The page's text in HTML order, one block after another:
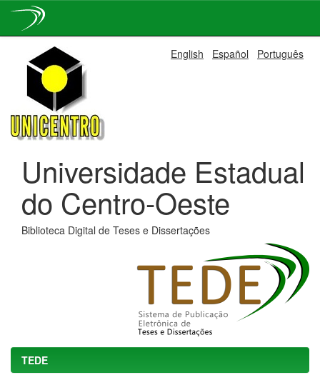
navigation
English Español Português
Universidade Estadual
do Centro-Oeste
Biblioteca Digital de Teses e Dissertações
TEDE